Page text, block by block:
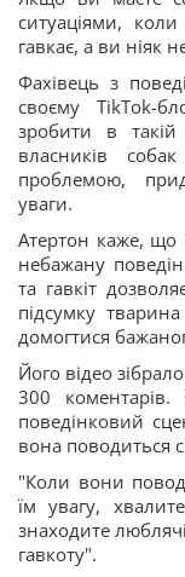
ситуаціями,
гавкає, а ви ніяк
Фахівець з
своєму TikTok-
зробити в такій
власників
проблемою,
уваги.
Атертон каже, що
небажану
та гавкіт
підсумку
домогтися
Його відео
300 коментарів.
поведінковий
вона поводиться
"Коли вони
їм увагу,
знаходите
гавкоту".